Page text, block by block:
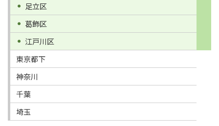
足立区
葛飾区
江戸川区
東京都下
神奈川
千葉
埼玉